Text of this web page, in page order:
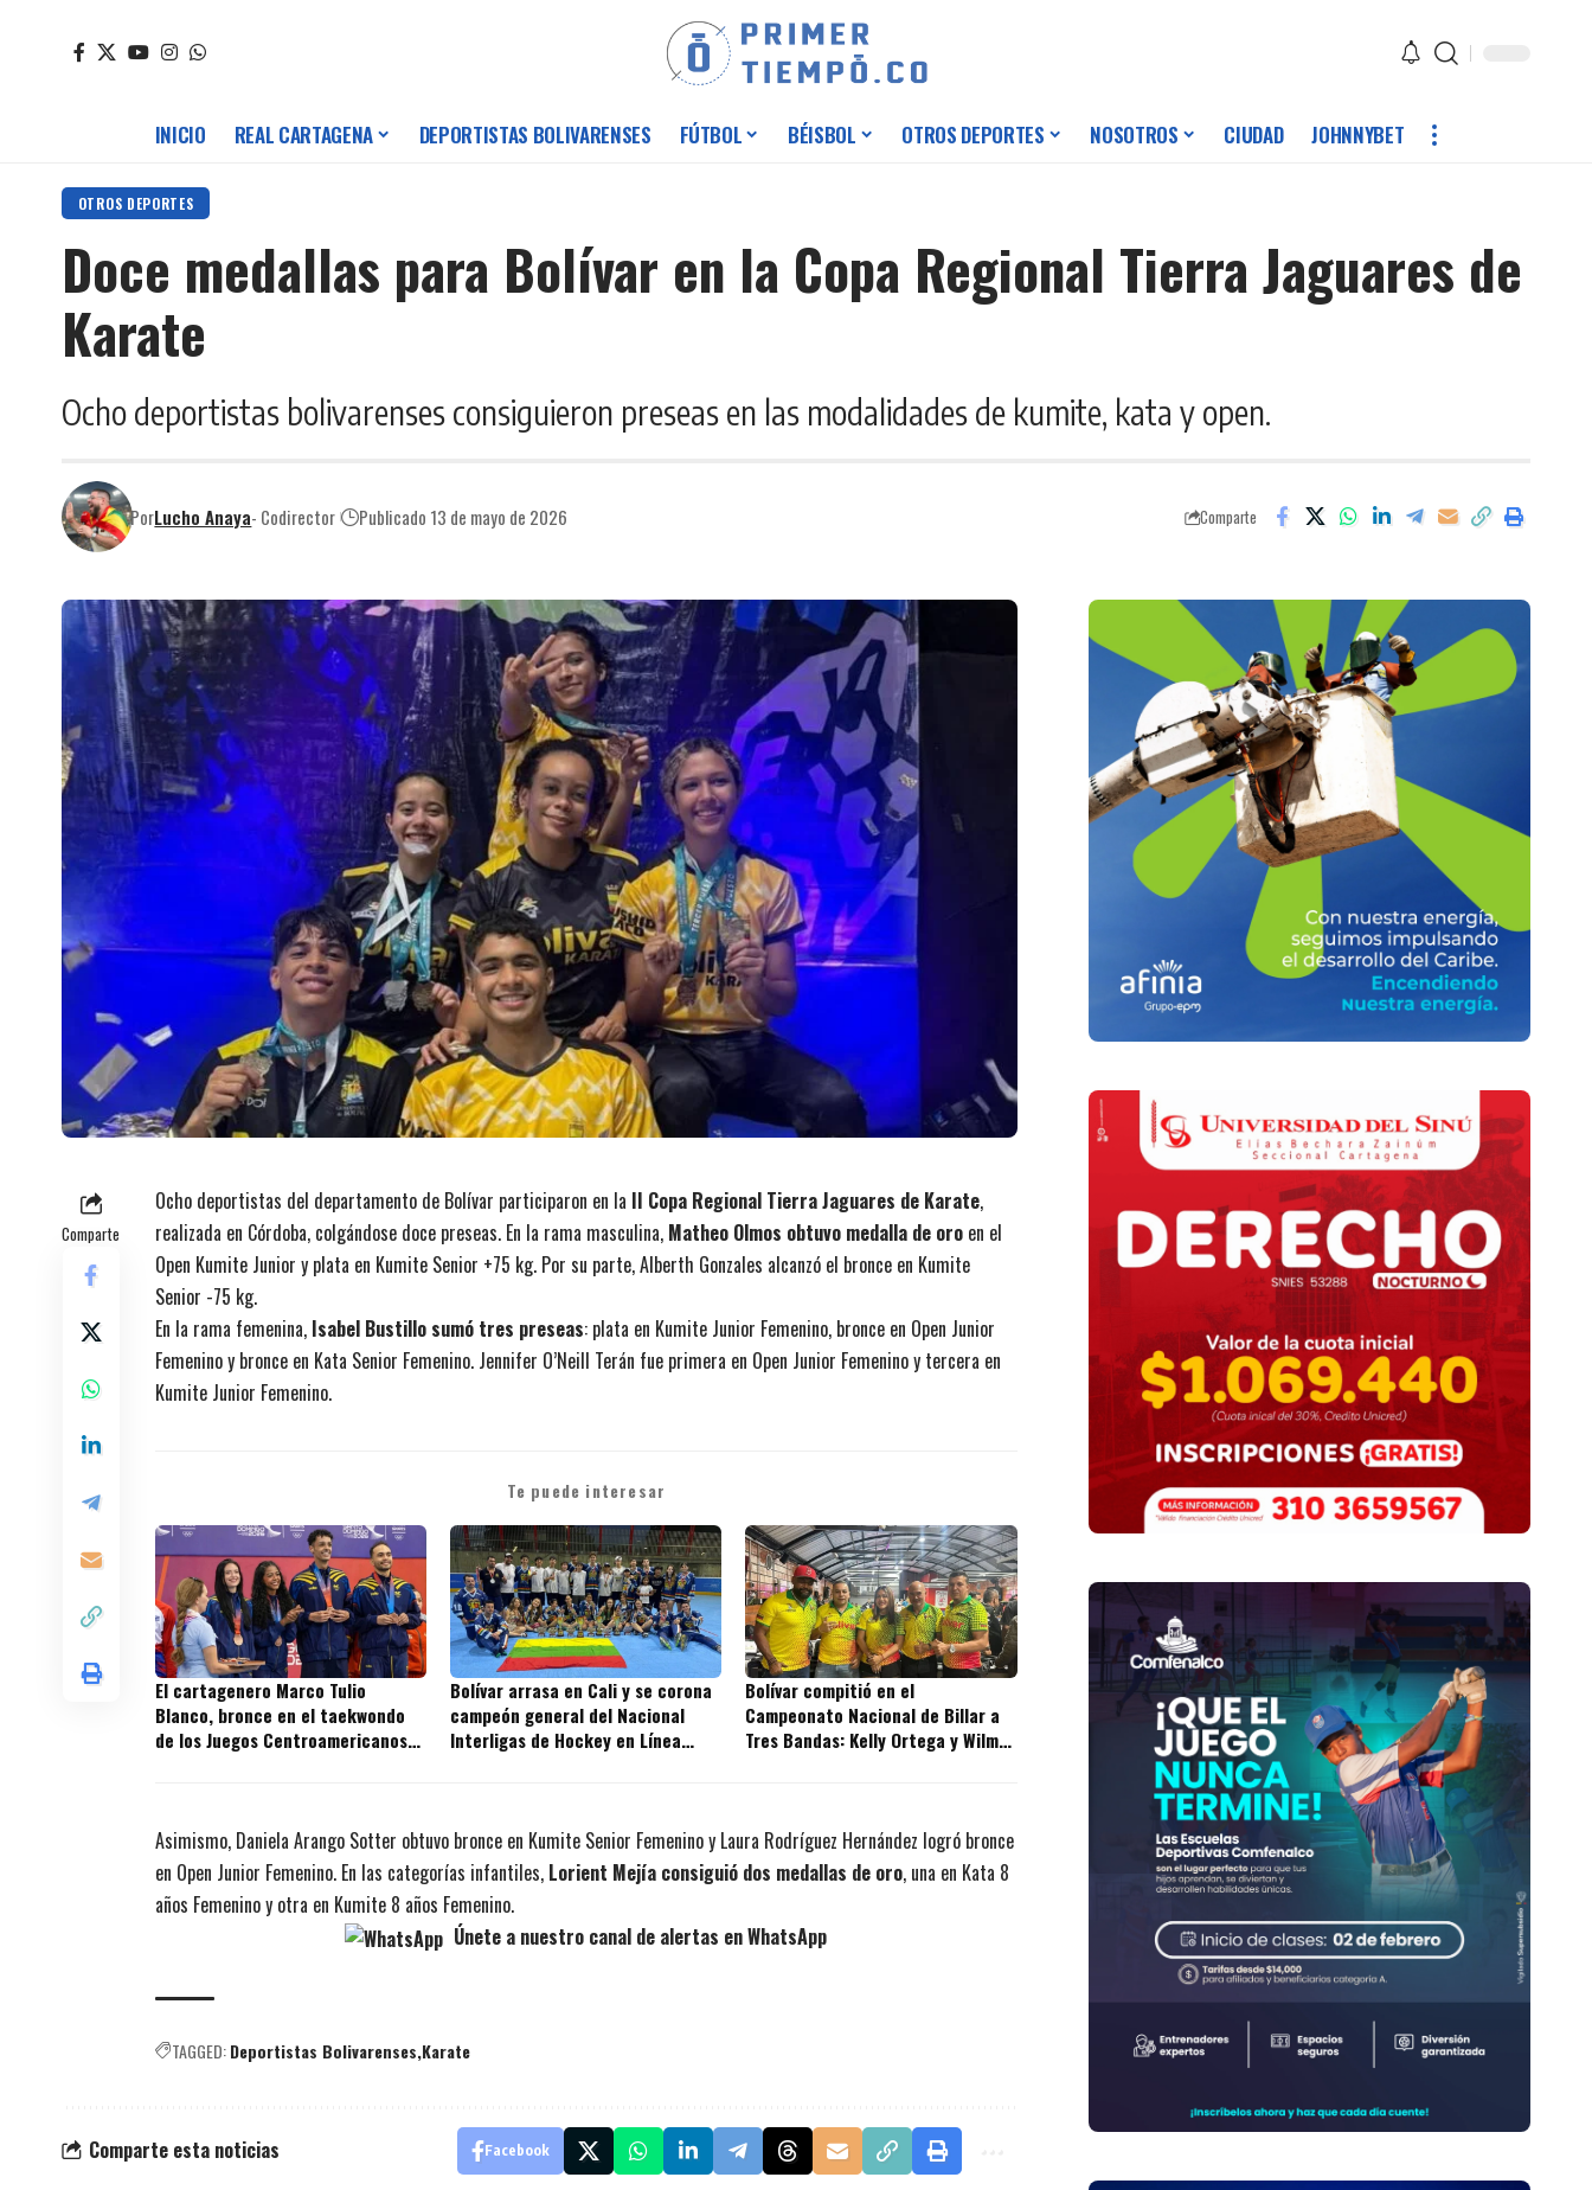
INICIO REAL CARTAGENA DEPORTISTAS BOLIVARENSES FÚTBOL BÉISBOL OTROS DEPORTES NOSOTROS CIUDAD JOHNNYBET
OTROS DEPORTES
Doce medallas para Bolívar en la Copa Regional Tierra Jaguares de
Karate
Ocho deportistas bolivarenses consiguieron preseas en las modalidades de kumite, kata y open.
PorLucho Anaya- Codirector Publicado 13 de mayo de 2026 Comparte
Comparte
Ocho deportistas del departamento de Bolívar participaron en la II Copa Regional Tierra Jaguares de Karate,
realizada en Córdoba, colgándose doce preseas. En la rama masculina, Matheo Olmos obtuvo medalla de oro en el
Open Kumite Junior y plata en Kumite Senior +75 kg. Por su parte, Alberth Gonzales alcanzó el bronce en Kumite
Senior -75 kg.
En la rama femenina, Isabel Bustillo sumó tres preseas: plata en Kumite Junior Femenino, bronce en Open Junior
Femenino y bronce en Kata Senior Femenino. Jennifer O’Neill Terán fue primera en Open Junior Femenino y tercera en
Kumite Junior Femenino.
Te puede interesar
El cartagenero Marco Tulio
Blanco, bronce en el taekwondo
de los Juegos Centroamericanos
Bolívar arrasa en Cali y se corona
campeón general del Nacional
Interligas de Hockey en Línea
Bolívar compitió en el
Campeonato Nacional de Billar a
Tres Bandas: Kelly Ortega y Wilmer
Asimismo, Daniela Arango Sotter obtuvo bronce en Kumite Senior Femenino y Laura Rodríguez Hernández logró bronce
en Open Junior Femenino. En las categorías infantiles, Lorient Mejía consiguió dos medallas de oro, una en Kata 8
años Femenino y otra en Kumite 8 años Femenino.
Únete a nuestro canal de alertas en WhatsApp
TAGGED:Deportistas Bolivarenses Karate
Comparte esta noticias Facebook